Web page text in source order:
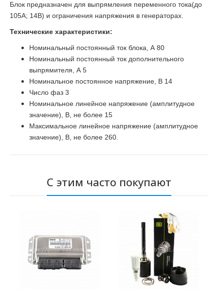
Блок предназначен для выпрямления переменного тока(до
105А; 14В) и ограничения напряжения в генераторах.
Технические характеристики:
Номинальный постоянный ток блока, А 80
Номинальный постоянный ток дополнительного
выпрямителя, А 5
Номинальное постоянное напряжение, В 14
Число фаз 3
Номинальное линейное напряжение (амплитудное
значение), В, не более 15
Максимальное линейное напряжение (амплитудное
значение), В, не более 260.
С этим часто покупают